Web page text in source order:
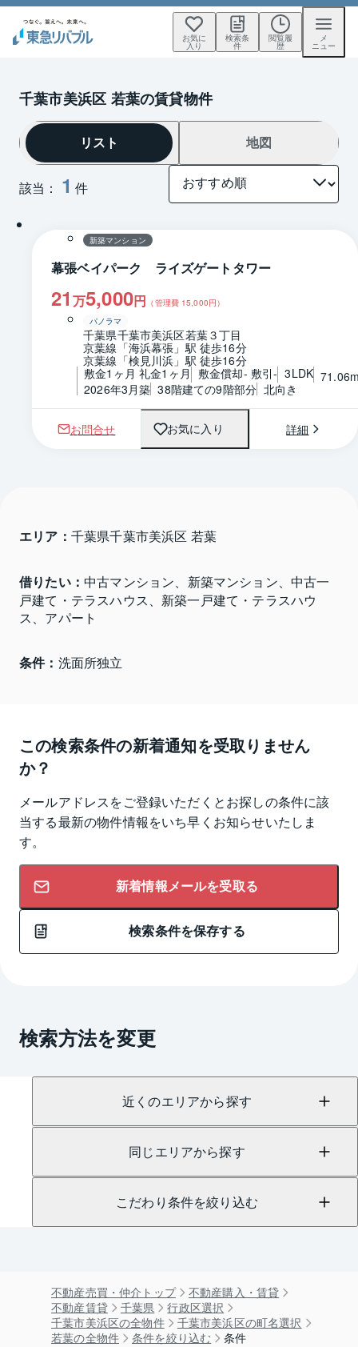
お気に
入り
検索条
件
閲覧履
歴
メ
ニュー
千葉市美浜区 若葉の賃貸物件
該当： 1 件
リスト 地図
1 / 0 間取り
新築マンション
幕張ベイパーク ライズゲートタワー
21 万5,000円 （管理費 15,000円）
パノラマ
千葉県千葉市美浜区若葉３丁目
京葉線「海浜幕張」駅 徒歩16分
京葉線「検見川浜」駅 徒歩16分
敷金1ヶ月 礼金1ヶ月 敷金償却- 敷引- 3LDK
2026年3月築 38階建ての9階部分 北向き
お問合せ お気に入り 詳細
エリア： 千葉県千葉市美浜区 若葉
借りたい： 中古マンション、新築マンション、中古一
戸建て・テラスハウス、新築一戸建て・テラスハウ
ス、アパート
条件： 洗面所独立
この検索条件の新着通知を受取りません
か？
メールアドレスをご登録いただくとお探しの条件に該
当する最新の物件情報をいち早くお知らせいたしま
す。
新着情報メールを受取る
検索条件を保存する
検索方法を変更
近くのエリアから探す
同じエリアから探す
こだわり条件を絞り込む
不動産売買・仲介トップ
不動産購入・賃貸
不動産賃貸
千葉県
行政区選択
千葉市美浜区の全物件
千葉市美浜区の町名選択
若葉の全物件
条件を絞り込む 条件